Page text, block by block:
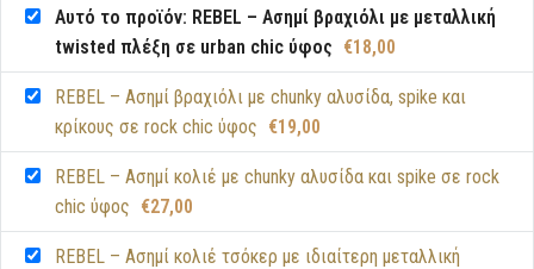
Αυτό το προϊόν: REBEL – Ασημί βραχιόλι με μεταλλική
twisted πλέξη σε urban chic ύφος €18,00
REBEL – Ασημί βραχιόλι με chunky αλυσίδα, spike και
κρίκους σε rock chic ύφος €19,00
REBEL – Ασημί κολιέ με chunky αλυσίδα και spike σε rock
chic ύφος €27,00
REBEL – Ασημί κολιέ τσόκερ με ιδιαίτερη μεταλλική